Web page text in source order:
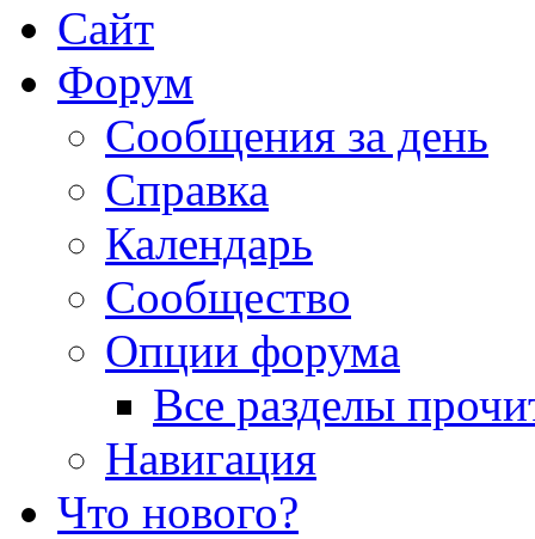
Сайт
Форум
Сообщения за день
Справка
Календарь
Сообщество
Опции форума
Все разделы
Навигация
Что нового?